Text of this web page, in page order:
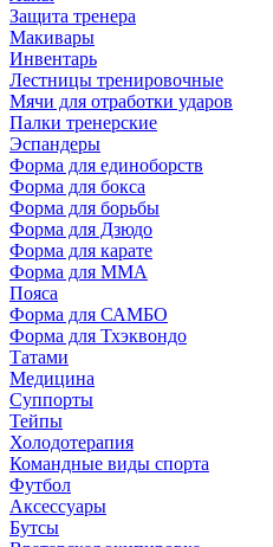
Защита тренера
Макивары
Инвентарь
Лестницы тренировочные
Мячи для отработки ударов
Палки тренерские
Эспандеры
Форма для единоборств
Форма для бокса
Форма для борьбы
Форма для Дзюдо
Форма для карате
Форма для MMA
Пояса
Форма для САМБО
Форма для Тхэквондо
Татами
Медицина
Суппорты
Тейпы
Холодотерапия
Командные виды спорта
Футбол
Аксессуары
Бутсы